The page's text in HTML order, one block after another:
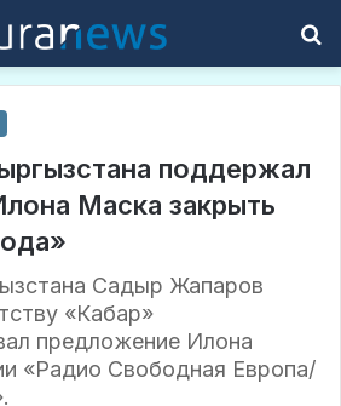
поддержал
Маска закрыть
Садыр Жапаров
«Кабар»
предложение Илона
«Радио Свободная Европа/